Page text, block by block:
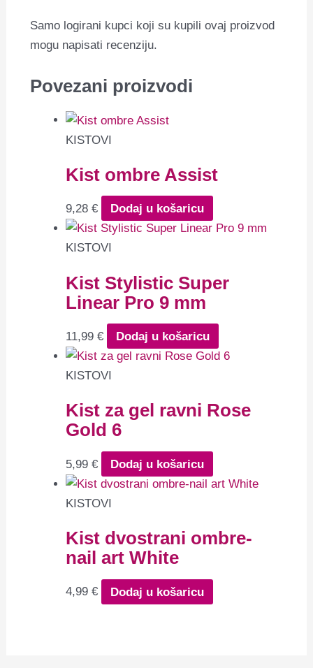
Samo logirani kupci koji su kupili ovaj proizvod
mogu napisati recenziju.
Povezani proizvodi
KISTOVI
Kist ombre Assist
9,28€ Dodaj u košaricu
KISTOVI
Kist Stylistic Super
Linear Pro 9 mm
11,99€ Dodaj u košaricu
KISTOVI
Kist za gel ravni Rose
Gold 6
5,99€ Dodaj u košaricu
KISTOVI
Kist dvostrani ombre-
nail art White
4,99€ Dodaj u košaricu